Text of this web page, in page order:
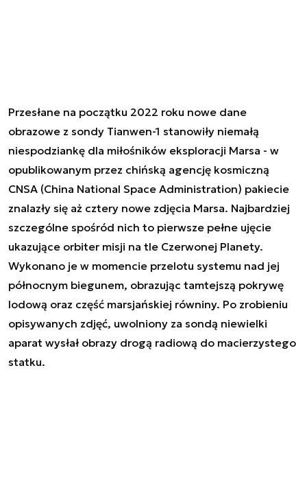
Przesłane na początku 2022 roku nowe dane
obrazowe z sondy Tianwen-1 stanowiły niemałą
niespodziankę dla miłośników eksploracji Marsa - w
opublikowanym przez chińską agencję kosmiczną
CNSA (China National Space Administration) pakiecie
znalazły się aż cztery nowe zdjęcia Marsa. Najbardziej
szczególne spośród nich to pierwsze pełne ujęcie
ukazujące orbiter misji na tle Czerwonej Planety.
Wykonano je w momencie przelotu systemu nad jej
północnym biegunem, obrazując tamtejszą pokrywę
lodową oraz część marsjańskiej równiny. Po zrobieniu
opisywanych zdjęć, uwolniony za sondą niewielki
aparat wysłał obrazy drogą radiową do macierzystego
statku.